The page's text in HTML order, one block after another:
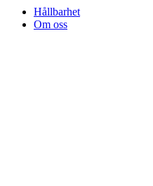
Hållbarhet
Om oss